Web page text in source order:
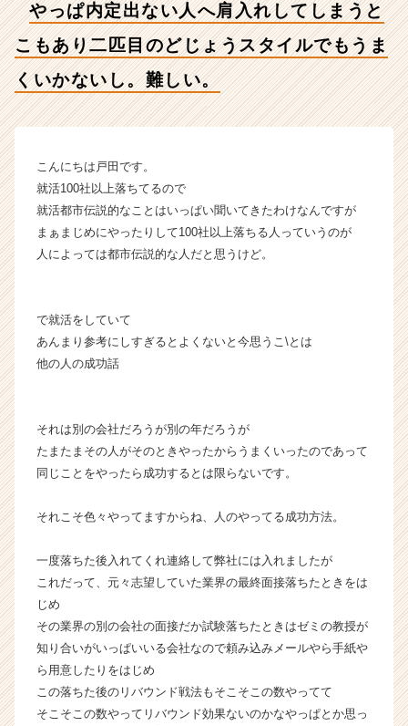
く
い
か
い
難
【株
会
社
こ
の
イ
ン】
|
チ
ー・
成
企
業
ら
ス
カ
やっぱ内定出ない人へ肩入れしてしまうと
こもあり二匹目のどじょうスタイルでもうま
くいかないし。難しい。
こんにちは戸田です。
就活100社以上落ちてるので
就活都市伝説的なことはいっぱい聞いてきたわけなんですが
まぁまじめにやったりして100社以上落ちる人っていうのが
人によっては都市伝説的な人だと思うけど。
で就活をしていて
あんまり参考にしすぎるとよくないと今思うこ\とは
他の人の成功話
それは別の会社だろうが別の年だろうが
たまたまその人がそのときやったからうまくいったのであって
同じことをやったら成功するとは限らないです。
それこそ色々やってますからね、人のやってる成功方法。
一度落ちた後入れてくれ連絡して弊社には入れましたが
これだって、元々志望していた業界の最終面接落ちたときをは
じめ
その業界の別の会社の面接だか試験落ちたときはゼミの教授が
知り合いがいっぱいいる会社なので頼み込みメールやら手紙や
ら用意したりをはじめ
この落ちた後のリバウンド戦法もそこそこの数やってて
そこそこの数やってリバウンド効果ないのかなやっぱとか思っ